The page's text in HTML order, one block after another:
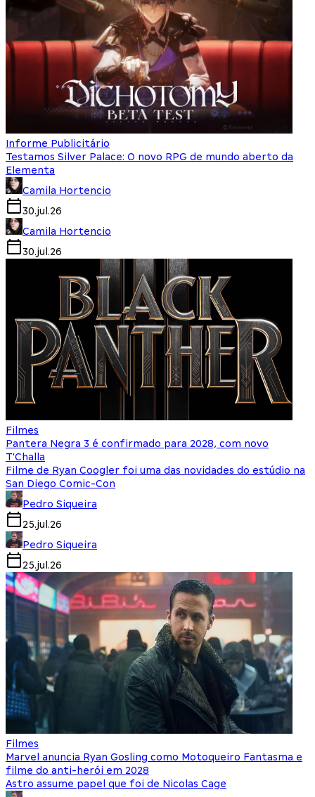
Informe Publicitário
Testamos Silver Palace: O novo RPG de mundo aberto da
Elementa
Camila Hortencio
30.jul.26
Camila Hortencio
30.jul.26
Filmes
Pantera Negra 3 é confirmado para 2028, com novo
T'Challa
Filme de Ryan Coogler foi uma das novidades do estúdio na
San Diego Comic-Con
Pedro Siqueira
25.jul.26
Pedro Siqueira
25.jul.26
Filmes
Marvel anuncia Ryan Gosling como Motoqueiro Fantasma e
filme do anti-herói em 2028
Astro assume papel que foi de Nicolas Cage